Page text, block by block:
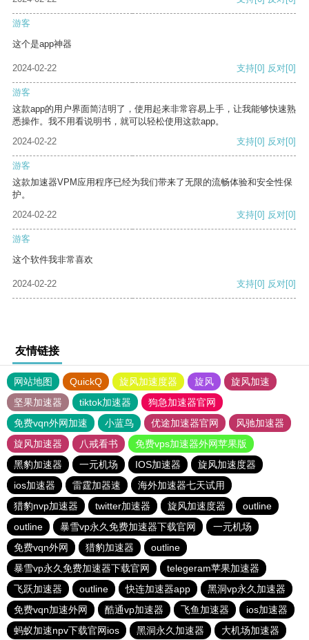
游客
这个是app神器
2024-02-22 支持[0] 反对[0]
游客
这款app的用户界面简洁明了，使用起来非常容易上手，让我能够快速熟
悉操作。我不用看说明书，就可以轻松使用这款app。
2024-02-22
支持[0] 反对[0]
游客
这款加速器VPM应用程序已经为我们带来了无限的流畅体验和安全性保
护。
2024-02-22
支持[0] 反对[0]
游客
这个软件我非常喜欢
2024-02-22 支持[0] 反对[0]
友情链接
网站地图 QuickQ 旋风加速度器 旋风
旋风加速
坚果加速器
tiktok加速器
狗急加速器官网
免费vqn外网加速
小蓝鸟 优途加速器官网
风驰加速器
旋风加速器
八戒看书
免费vps加速器外网苹果版
黑豹加速器
一元机场 IOS加速器
旋风加速度器
ios加速器
雷霆加器速
海外加速器七天试用
猎豹nvp加速器
twitter加速器 旋风加速度器
outline
outline
暴雪vp永久免费加速器下载官网
一元机场
免费vqn外网
猎豹加速器
outline
暴雪vp永久免费加速器下载官网
telegeram苹果加速器
飞跃加速器
outline 快连加速器app
黑洞vp永久加速器
免费vqn加速外网
酷通vp加速器 飞鱼加速器
ios加速器
蚂蚁加速npv下载官网ios
黑洞永久加速器 大机场加速器